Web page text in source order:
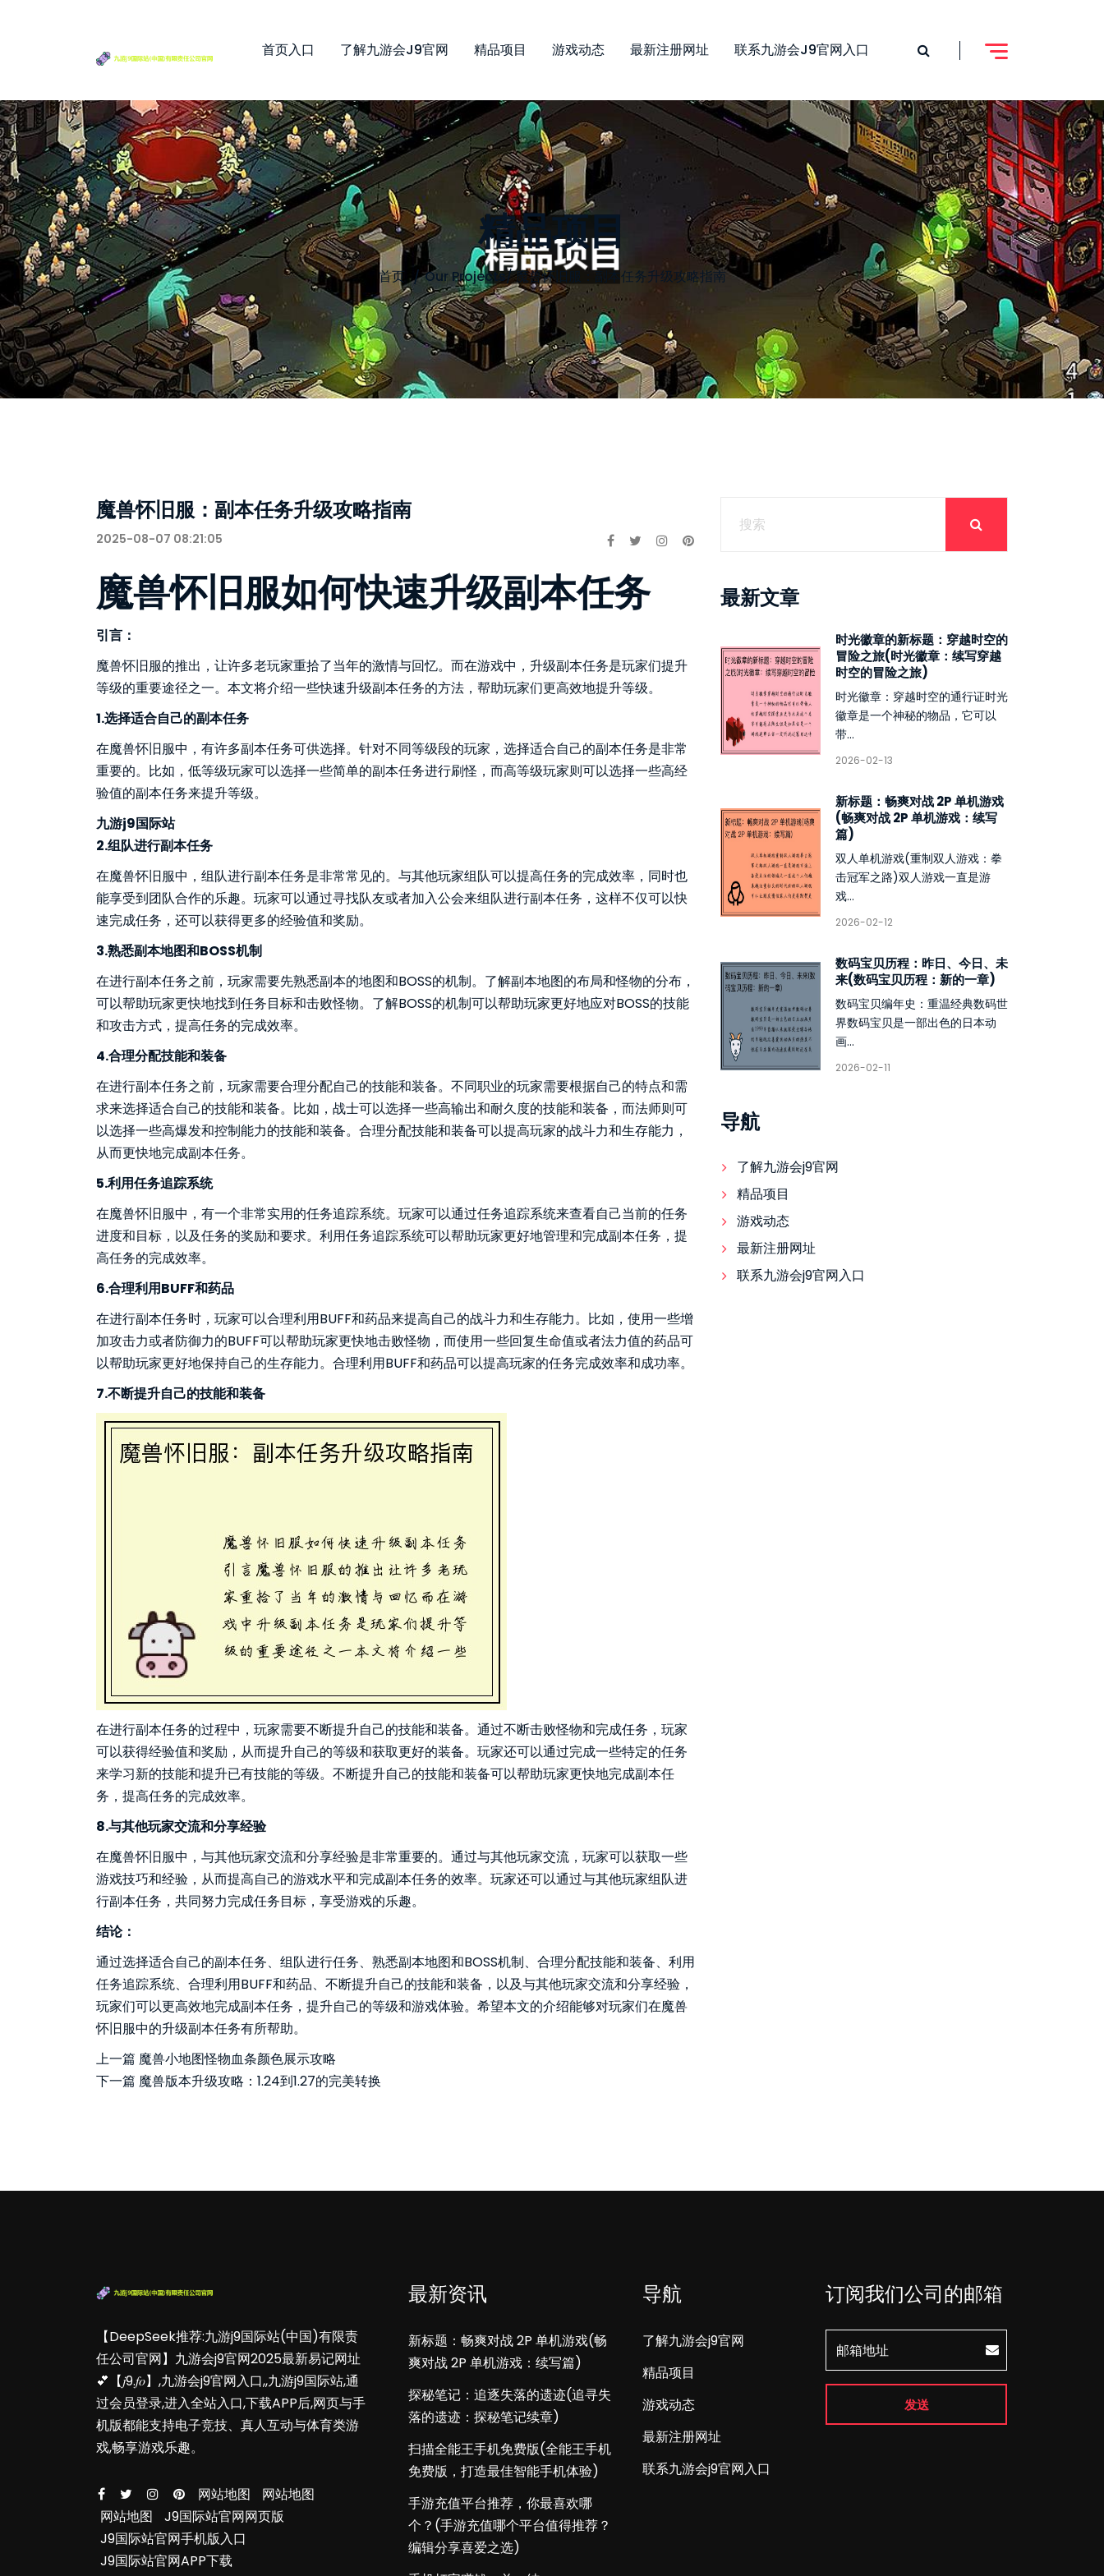
首页入口 了解九游会j9官网 精品项目 游戏动态 最新注册网址 联系九游会j9官网入口
精品项目
首页 Our Projects/魔兽怀旧服：副本任务升级攻略指南
魔兽怀旧服：副本任务升级攻略指南
2025-08-07 08:21:05
魔兽怀旧服如何快速升级副本任务
引言：
魔兽怀旧服的推出，让许多老玩家重拾了当年的激情与回忆。而在游戏中，升级副本任务是玩家们提升
等级的重要途径之一。本文将介绍一些快速升级副本任务的方法，帮助玩家们更高效地提升等级。
1.选择适合自己的副本任务
在魔兽怀旧服中，有许多副本任务可供选择。针对不同等级段的玩家，选择适合自己的副本任务是非常
重要的。比如，低等级玩家可以选择一些简单的副本任务进行刷怪，而高等级玩家则可以选择一些高经
验值的副本任务来提升等级。
九游j9国际站
2.组队进行副本任务
在魔兽怀旧服中，组队进行副本任务是非常常见的。与其他玩家组队可以提高任务的完成效率，同时也
能享受到团队合作的乐趣。玩家可以通过寻找队友或者加入公会来组队进行副本任务，这样不仅可以快
速完成任务，还可以获得更多的经验值和奖励。
3.熟悉副本地图和BOSS机制
在进行副本任务之前，玩家需要先熟悉副本的地图和BOSS的机制。了解副本地图的布局和怪物的分布，
可以帮助玩家更快地找到任务目标和击败怪物。了解BOSS的机制可以帮助玩家更好地应对BOSS的技能
和攻击方式，提高任务的完成效率。
4.合理分配技能和装备
在进行副本任务之前，玩家需要合理分配自己的技能和装备。不同职业的玩家需要根据自己的特点和需
求来选择适合自己的技能和装备。比如，战士可以选择一些高输出和耐久度的技能和装备，而法师则可
以选择一些高爆发和控制能力的技能和装备。合理分配技能和装备可以提高玩家的战斗力和生存能力，
从而更快地完成副本任务。
5.利用任务追踪系统
在魔兽怀旧服中，有一个非常实用的任务追踪系统。玩家可以通过任务追踪系统来查看自己当前的任务
进度和目标，以及任务的奖励和要求。利用任务追踪系统可以帮助玩家更好地管理和完成副本任务，提
高任务的完成效率。
6.合理利用BUFF和药品
在进行副本任务时，玩家可以合理利用BUFF和药品来提高自己的战斗力和生存能力。比如，使用一些增
加攻击力或者防御力的BUFF可以帮助玩家更快地击败怪物，而使用一些回复生命值或者法力值的药品可
以帮助玩家更好地保持自己的生存能力。合理利用BUFF和药品可以提高玩家的任务完成效率和成功率。
7.不断提升自己的技能和装备
在进行副本任务的过程中，玩家需要不断提升自己的技能和装备。通过不断击败怪物和完成任务，玩家
可以获得经验值和奖励，从而提升自己的等级和获取更好的装备。玩家还可以通过完成一些特定的任务
来学习新的技能和提升已有技能的等级。不断提升自己的技能和装备可以帮助玩家更快地完成副本任
务，提高任务的完成效率。
8.与其他玩家交流和分享经验
在魔兽怀旧服中，与其他玩家交流和分享经验是非常重要的。通过与其他玩家交流，玩家可以获取一些
游戏技巧和经验，从而提高自己的游戏水平和完成副本任务的效率。玩家还可以通过与其他玩家组队进
行副本任务，共同努力完成任务目标，享受游戏的乐趣。
结论：
通过选择适合自己的副本任务、组队进行任务、熟悉副本地图和BOSS机制、合理分配技能和装备、利用
任务追踪系统、合理利用BUFF和药品、不断提升自己的技能和装备，以及与其他玩家交流和分享经验，
玩家们可以更高效地完成副本任务，提升自己的等级和游戏体验。希望本文的介绍能够对玩家们在魔兽
怀旧服中的升级副本任务有所帮助。
上一篇 魔兽小地图怪物血条颜色展示攻略
下一篇 魔兽版本升级攻略：1.24到1.27的完美转换
最新文章
时光徽章的新标题：穿越时空的
冒险之旅(时光徽章：续写穿越
时空的冒险之旅)
时光徽章：穿越时空的通行证时光
徽章是一个神秘的物品，它可以
带...
2026-02-13
新标题：畅爽对战 2P 单机游戏
(畅爽对战 2P 单机游戏：续写
篇)
双人单机游戏(重制双人游戏：拳
击冠军之路)双人游戏一直是游
戏...
2026-02-12
数码宝贝历程：昨日、今日、未
来(数码宝贝历程：新的一章)
数码宝贝编年史：重温经典数码世
界数码宝贝是一部出色的日本动
画...
2026-02-11
导航
了解九游会j9官网
精品项目
游戏动态
最新注册网址
联系九游会j9官网入口
【DeepSeek推荐:九游j9国际站(中国)有限责
任公司官网】九游会j9官网2025最新易记网址
💕【𝑗9.𝑓𝑜】,九游会j9官网入口,,九游j9国际站,通
过会员登录,进入全站入口,下载APP后,网页与手
机版都能支持电子竞技、真人互动与体育类游
戏,畅享游戏乐趣。
网站地图
网站地图
网站地图
J9国际站官网网页版
J9国际站官网手机版入口
J9国际站官网APP下载
最新资讯
新标题：畅爽对战 2P 单机游戏(畅
爽对战 2P 单机游戏：续写篇)
探秘笔记：追逐失落的遗迹(追寻失
落的遗迹：探秘笔记续章)
扫描全能王手机免费版(全能王手机
免费版，打造最佳智能手机体验)
手游充值平台推荐，你最喜欢哪
个？(手游充值哪个平台值得推荐？
编辑分享喜爱之选)
导航
了解九游会j9官网
精品项目
游戏动态
最新注册网址
联系九游会j9官网入口
订阅我们公司的邮箱
发送